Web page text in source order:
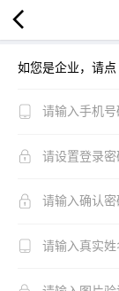
如您是企业，请点